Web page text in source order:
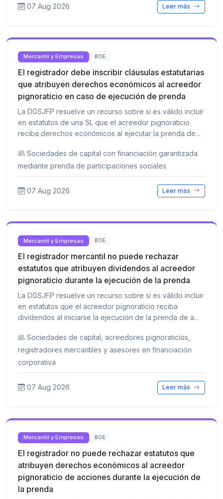
07 Aug 2026 Leer más
Mercantil y Empresas BOE
El registrador debe inscribir cláusulas estatutarias
que atribuyen derechos económicos al acreedor
pignoraticio en caso de ejecución de prenda
La DGSJFP resuelve un recurso sobre si es válido incluir
en estatutos de una SL que el acreedor pignoraticio
reciba derechos económicos al ejecutar la prenda de...
Sociedades de capital con financiación garantizada
mediante prenda de participaciones sociales
07 Aug 2026 Leer más
Mercantil y Empresas BOE
El registrador mercantil no puede rechazar
estatutos que atribuyen dividendos al acreedor
pignoraticio durante la ejecución de la prenda
La DGSJFP resuelve un recurso sobre si es válido incluir
en estatutos que el acreedor pignoraticio reciba
dividendos al iniciarse la ejecución de la prenda de a...
Sociedades de capital, acreedores pignoraticios,
registradores mercantiles y asesores en financiación
corporativa
07 Aug 2026 Leer más
Mercantil y Empresas BOE
El registrador no puede rechazar estatutos que
atribuyen derechos económicos al acreedor
pignoraticio de acciones durante la ejecución de
la prenda